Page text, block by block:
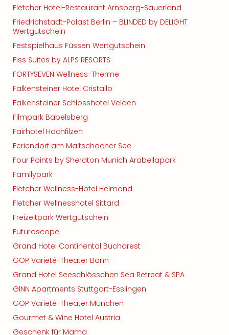
Fletcher Hotel-Restaurant Arnsberg-Sauerland
Friedrichstadt-Palast Berlin – BLINDED by DELIGHT
Wertgutschein
Festspielhaus Füssen Wertgutschein
Fiss Suites by ALPS RESORTS
FORTYSEVEN Wellness-Therme
Falkensteiner Hotel Cristallo
Falkensteiner Schlosshotel Velden
Filmpark Babelsberg
Fairhotel Hochfilzen
Feriendorf am Maltschacher See
Four Points by Sheraton Munich Arabellapark
Familypark
Fletcher Wellness-Hotel Helmond
Fletcher Wellnesshotel Sittard
Freizeitpark Wertgutschein
Futuroscope
Grand Hotel Continental Bucharest
GOP Varieté-Theater Bonn
Grand Hotel Seeschlösschen Sea Retreat & SPA
GINN Apartments Stuttgart-Esslingen
GOP Varieté-Theater München
Gourmet & Wine Hotel Austria
Geschenk für Mama